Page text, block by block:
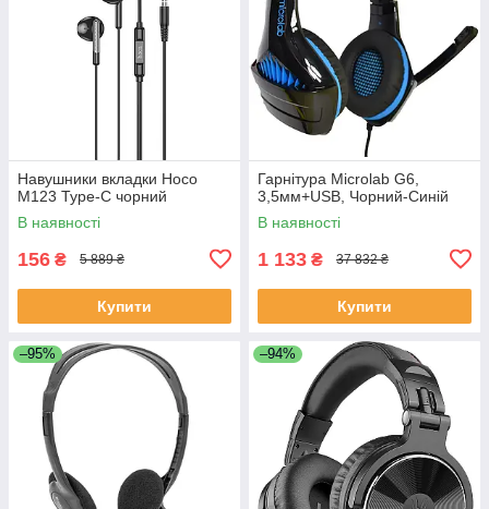
Навушники вкладки Hoco
M123 Type-C чорний
В наявності
156 ₴ 5 889 ₴
Купити
Гарнітура Microlab G6,
3,5мм+USB, Чорний-Синій
В наявності
1 133 ₴ 37 832 ₴
Купити
–95% –94%